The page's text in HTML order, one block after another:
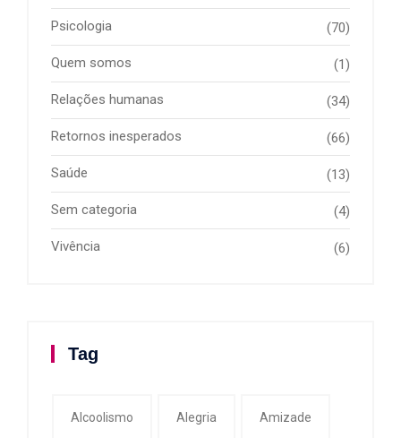
Psicologia (70)
Quem somos (1)
Relações humanas (34)
Retornos inesperados (66)
Saúde (13)
Sem categoria (4)
Vivência (6)
Tag
Alcoolismo Alegria Amizade